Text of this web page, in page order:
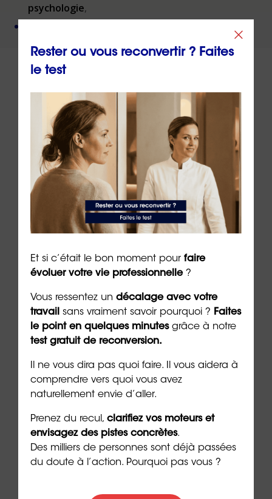
psychologie,
À lire sur le même thème
Managers épuisés : quand le
leadership devient un sport
d’endurance
7 min. de lecture
Les + consultés
Rester ou vous reconvertir ? Faites
le test
Et si c’était le bon moment pour faire
évoluer votre vie professionnelle?
Vous ressentez un décalage avec votre
travail sans vraiment savoir pourquoi ? Faites
le point en quelques minutesgrâce à notre
test gratuit de reconversion.
Il ne vous dira pas quoi faire. Il vous aidera à
comprendre vers quoi vous avez
naturellement envie d’aller.
Prenez du recul, clarifiez vos moteurs et
envisagez des pistes concrètes.
Des milliers de personnes sont déjà passées
du doute à l’action. Pourquoi pas vous ?